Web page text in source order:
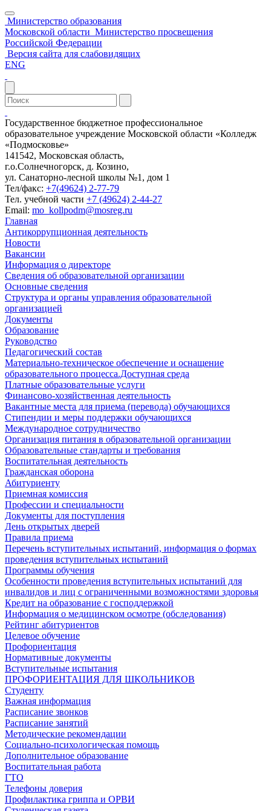
Министерство образования
Московской области Министерство просвещения
Российской Федерации
Версия сайта для слабовидящих
ENG
Государственное бюджетное профессиональное
образовательное учреждение Московской области «Колледж
«Подмосковье»
141542, Московская область,
г.о.Солнечногорск, д. Козино,
ул. Санаторно-лесной школы №1, дом 1
Тел/факс: +7(49624) 2-77-79
Тел. учебной части +7 (49624) 2-44-27
Email: mo_kollpodm@mosreg.ru
Главная
Антикоррупционная деятельность
Новости
Вакансии
Информация о директоре
Сведения об образовательной организации
Основные сведения
Структура и органы управления образовательной
организацией
Документы
Образование
Руководство
Педагогический состав
Материально-техническое обеспечение и оснащение
образовательного процесса.Доступная среда
Платные образовательные услуги
Финансово-хозяйственная деятельность
Вакантные места для приема (перевода) обучающихся
Стипендии и меры поддержки обучающихся
Международное сотрудничество
Организация питания в образовательной организации
Образовательные стандарты и требования
Воспитательная деятельность
Гражданская оборона
Абитуриенту
Приемная комиссия
Профессии и специальности
Документы для поступления
День открытых дверей
Правила приема
Перечень вступительных испытаний, информация о формах
проведения вступительных испытаний
Программы обучения
Особенности проведения вступительных испытаний для
инвалидов и лиц с ограниченными возможностями здоровья
Кредит на образование с господдержкой
Информация о медицинском осмотре (обследования)
Рейтинг абитуриентов
Целевое обучение
Профориентация
Нормативные документы
Вступительные испытания
ПРОФОРИЕНТАЦИЯ ДЛЯ ШКОЛЬНИКОВ
Студенту
Важная информация
Расписание звонков
Расписание занятий
Методические рекомендации
Социально-психологическая помощь
Дополнительное образование
Воспитательная работа
ГТО
Телефоны доверия
Профилактика гриппа и ОРВИ